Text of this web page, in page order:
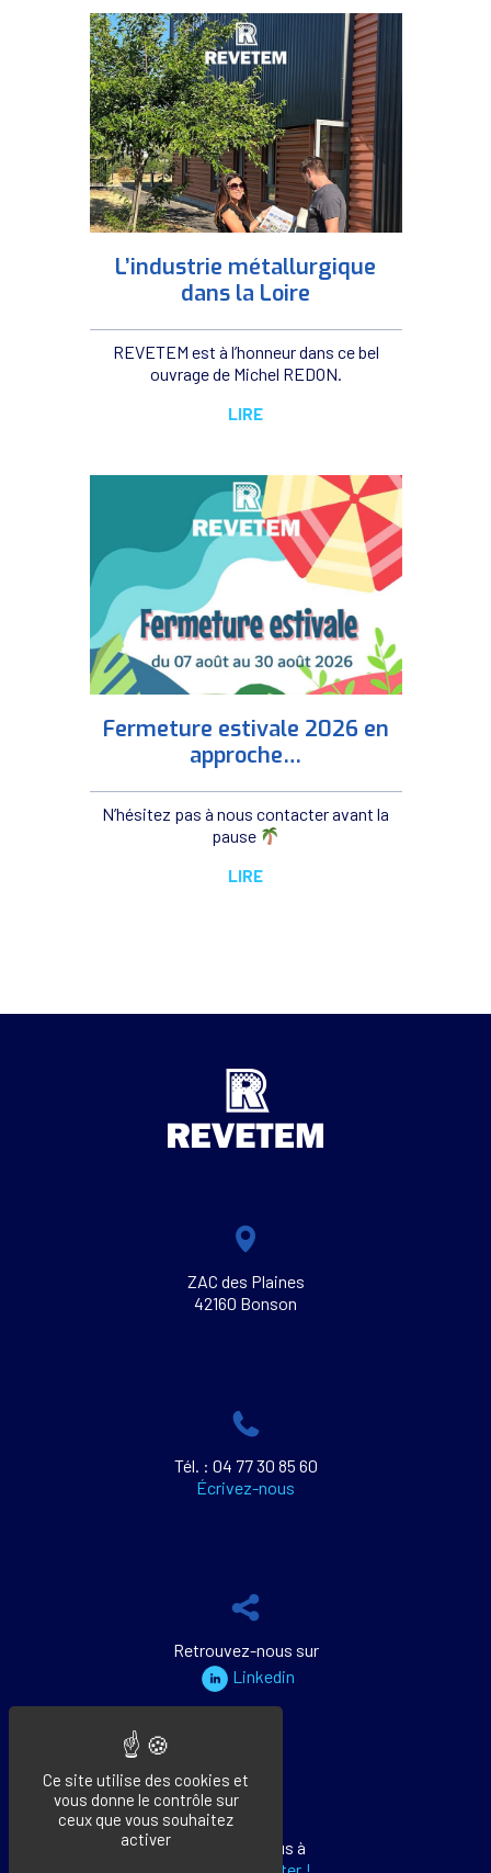
L’industrie métallurgique
dans la Loire
REVETEM est à l’honneur dans ce bel
ouvrage de Michel REDON.
LIRE
Fermeture estivale 2026 en
approche…
N’hésitez pas à nous contacter avant la
pause
LIRE
ZAC des Plaines
42160 Bonson
Tél. : 04 77 30 85 60
Écrivez-nous
Retrouvez-nous sur
Linkedin
Abonnez-vous à
Ce site utilise des cookies et
vous donne le contrôle sur
ceux que vous souhaitez
activer